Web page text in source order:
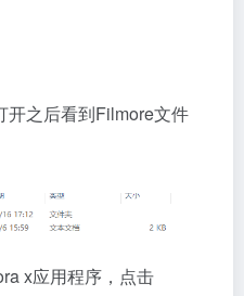
开之后看到Filmore文件
x应用程序，点击